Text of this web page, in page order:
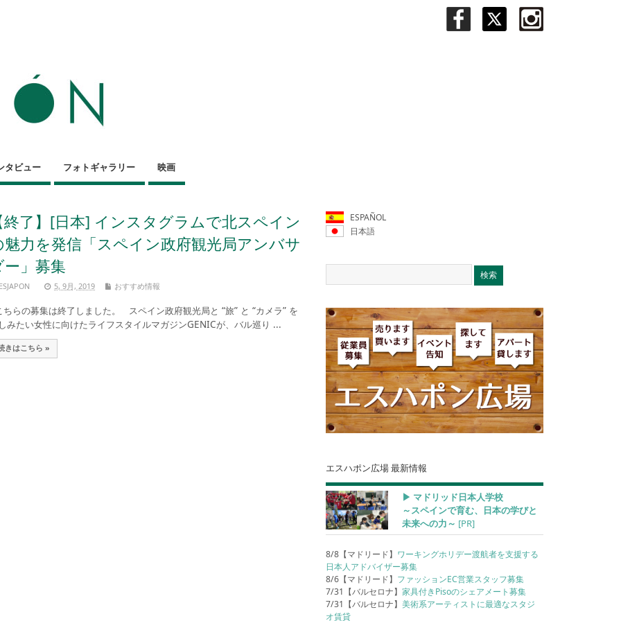
タビュー フォトギャラリー 映画
終了】[日本] インスタグラムで北スペイン
魅力を発信「スペイン政府観光局アンバサ
ー」募集
5, 9月, 2019 おすすめ情報
らの募集は終了しました。 スペイン政府観光局と “旅” と “カメラ” を
みたい女性に向けたライフスタイルマガジンGENICが、バル巡り ...
きはこちら »
ESPAÑOL
日本語
エスハポン広場 最新情報
▶︎ マドリッド日本人学校
～スペインで育む、日本の学びと
未来への力～ [PR]
8/8【マドリード】 ワーキングホリデー渡航者を支援する
日本人アドバイザー募集
8/6【マドリード】 ファッションEC営業スタッフ募集
7/31【バルセロナ】家具付きPisoのシェアメート募集
7/31【バルセロナ】美術系アーティストに最適なスタジ
オ賃貸